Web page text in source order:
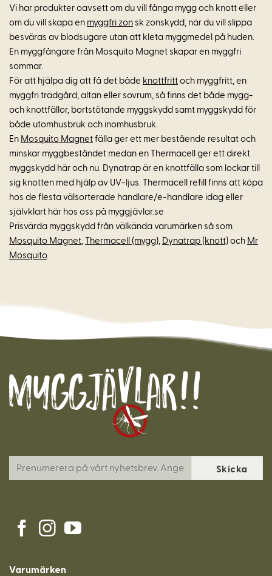
Vi har produkter oavsett om du vill fånga mygg och knott eller
om du vill skapa en myggfri zon sk zonskydd, när du vill slippa
besväras av blodsugare utan att kleta myggmedel på huden.
En myggfångare från Mosquito Magnet skapar en myggfri
sommar.
För att hjälpa dig att få det både knottfritt och myggfritt, en
myggfri trädgård, altan eller sovrum, så finns det både mygg-
och knottfällor, bortstötande myggskydd samt myggskydd för
både utomhusbruk och inomhusbruk.
En Mosquito Magnet fälla ger ett mer bestående resultat och
minskar myggbeståndet medan en Thermacell ger ett direkt
myggskydd här och nu. Dynatrap är en knottfälla som lockar till
sig knotten med hjälp av UV-ljus. Thermacell refill finns att köpa
hos de flesta välsorterade handlare/e-handlare idag eller
självklart här hos oss på myggjävlar.se
Prisvärda myggskydd från välkända varumärken så som
Mosquito Magnet, Thermacell (mygg), Dynatrap (knott) och Mr
Mosquito.
Varumärken